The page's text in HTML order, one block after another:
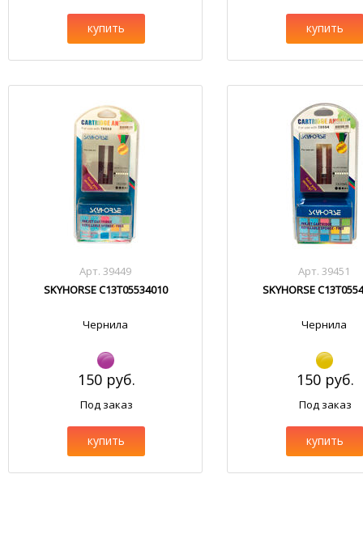
купить купить
Арт. 39449
SKYHORSE C13T05534010
Чернила
150 руб.
Под заказ
купить
Арт. 39451
SKYHORSE
Чернила
150 руб.
Под заказ
купить